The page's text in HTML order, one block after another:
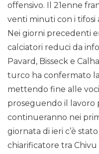
offensivo. Il 21enne
venti minuti con i tifosi
Nei giorni precedenti
calciatori reduci da
Pavard, Bisseck e
turco ha confermato
mettendo fine alle
proseguendo il lavoro
continueranno nei
giornata di ieri c’è
chiarificatore tra